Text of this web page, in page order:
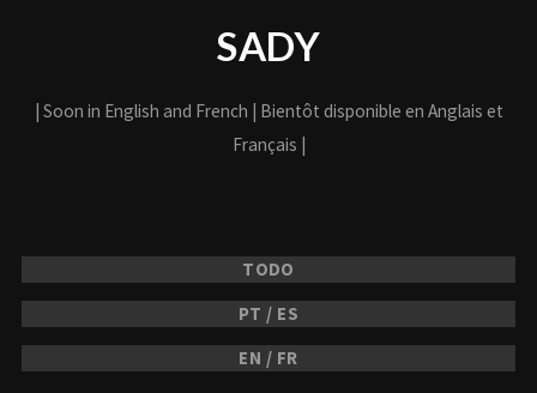
SADY
| Soon in English and French | Bientôt disponible en Anglais et
Français |
TODO
PT / ES
EN / FR